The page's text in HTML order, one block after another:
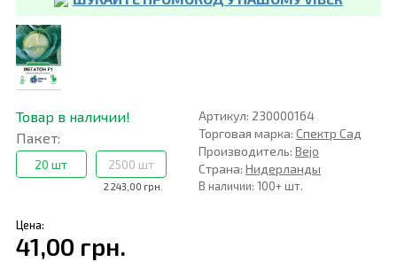
Товар в наличии!
Пакет:
20 шт
2 243,00 грн.
2500 шт
Артикул: 230000164
Торговая марка: Спектр Сад
Производитель: Bejo
Страна: Нидерланды
В наличии: 100+ шт.
Цена:
41,00 грн.